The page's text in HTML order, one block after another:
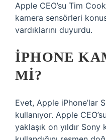
Apple CEO’su Tim
kamera sensörleri
vardıklarını duyurdu.
IPHONE
MI?
Evet, Apple iPhone’lar
kullanıyor. Apple
yaklaşık on yıldır